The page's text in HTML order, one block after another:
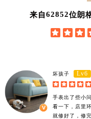
来自62852位朗
  
坏孩子 Lv6
    
手表出了些小
看一下，店里
就修好了，修